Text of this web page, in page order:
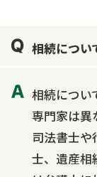
相続につい
相続につい
専門家は異
司法書士
士、遺産相